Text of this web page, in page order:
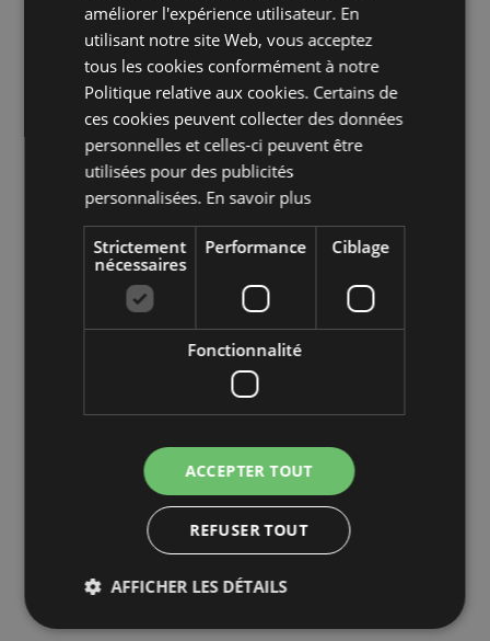
Matière
verre
Forme
boule
Ouverture
ronde
Couleur
Transparent
Hauteur /
Diamètre
/ Largeur
INNA-Glas
Planck-Str. 4, 97204, Germany,
info@artplants.eu
HO-H4-1
améliorer l'expérience utilisateur. En
utilisant notre site Web, vous acceptez
tous les cookies conformément à notre
Politique relative aux cookies. Certains de
ces cookies peuvent collecter des données
personnelles et celles-ci peuvent être
utilisées pour des publicités
personnalisées. En savoir plus
Strictement
nécessaires
Performance Ciblage
Fonctionnalité
ACCEPTER TOUT
REFUSER TOUT
AFFICHER LES DÉTAILS